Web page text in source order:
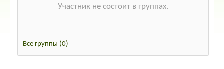
08.04.2013 12:16Участник не состоит в группах.
Все группы (0)